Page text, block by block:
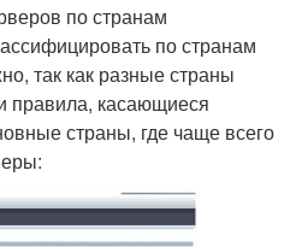
по странам
по странам
так как разные страны
правила, касающиеся
страны, где чаще всего